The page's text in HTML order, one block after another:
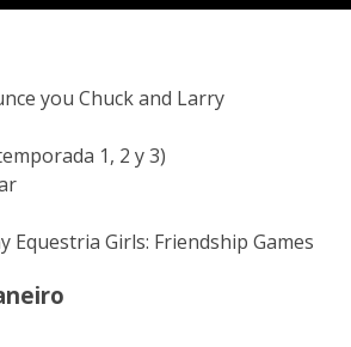
you Chuck and Larry
1, 2 y 3)
Equestria Girls: Friendship Games